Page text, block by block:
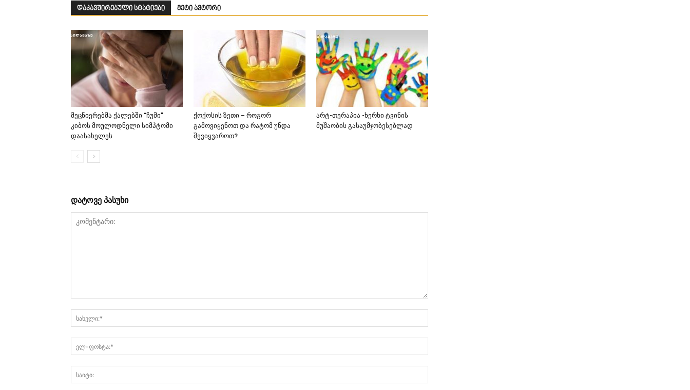
დაკავშირებული სტატიები მეტი ავტორი
მეცნიერებმა ქალებში “ჩუმი”
კიბოს მოულოდნელი სიმპტომი
დაასახელეს
ქოქოსის ზეთი – როგორ
გამოვიყენოთ და რატომ უნდა
შევიყვაროთ?
არტ-თერაპია -ხერხი ტვინის
მუშაობის გასაუმჯობესებლად
დატოვე პასუხი